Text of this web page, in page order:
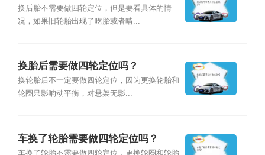
换后胎不需要做四轮定位，但是要看具体的情
况，如果旧轮胎出现了吃胎或者啃...
换胎后需要做四轮定位吗？
换轮胎后不一定要做四轮定位，因为更换轮胎和
轮圈只影响动平衡，对悬架无影...
车换了轮胎需要做四轮定位吗？
车换了轮胎不需要做四轮定位，更换轮圈和轮胎